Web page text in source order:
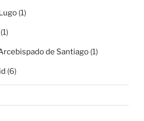
(1)
(1)
de Santiago (1)
(6)